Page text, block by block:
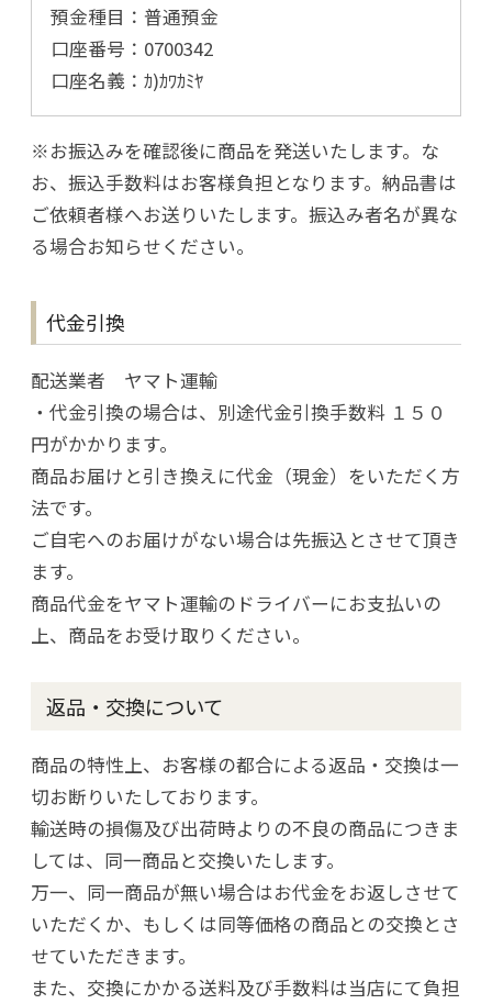
預金種目：普通預金
口座番号：0700342
口座名義：ｶ)ｶﾜｶﾐﾔ
※お振込みを確認後に商品を発送いたします。な
お、振込手数料はお客様負担となります。納品書は
ご依頼者様へお送りいたします。振込み者名が異な
る場合お知らせください。
代金引換
配送業者 ヤマト運輸
・代金引換の場合は、別途代金引換手数料 １５０
円がかかります。
商品お届けと引き換えに代金（現金）をいただく方
法です。
ご自宅へのお届けがない場合は先振込とさせて頂き
ます。
商品代金をヤマト運輸のドライバーにお支払いの
上、商品をお受け取りください。
返品・交換について
商品の特性上、お客様の都合による返品・交換は一
切お断りいたしております。
輸送時の損傷及び出荷時よりの不良の商品につきま
しては、同一商品と交換いたします。
万一、同一商品が無い場合はお代金をお返しさせて
いただくか、もしくは同等価格の商品との交換とさ
せていただきます。
また、交換にかかる送料及び手数料は当店にて負担